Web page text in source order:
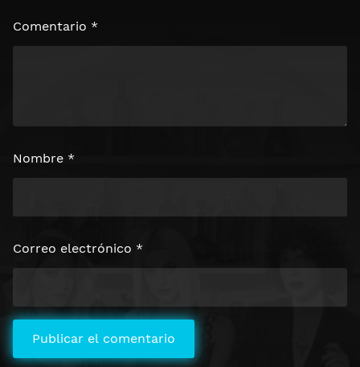
Comentario *
Nombre *
Correo electrónico *